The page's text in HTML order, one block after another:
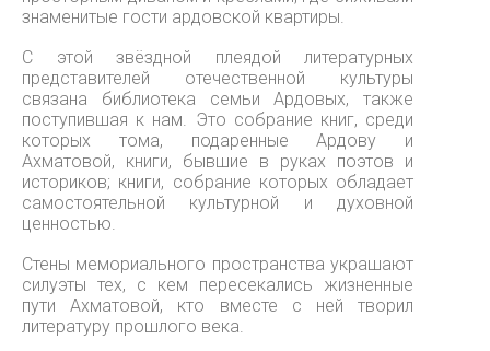
знаменитые гости ардовской квартиры.
С этой звёздной плеядой литературных
представителей отечественной культуры
связана библиотека семьи Ардовых, также
поступившая к нам. Это собрание книг, среди
которых тома, подаренные Ардову и
Ахматовой, книги, бывшие в руках поэтов и
историков; книги, собрание которых обладает
самостоятельной культурной и духовной
ценностью.
Стены мемориального пространства украшают
силуэты тех, с кем пересекались жизненные
пути Ахматовой, кто вместе с ней творил
литературу прошлого века.